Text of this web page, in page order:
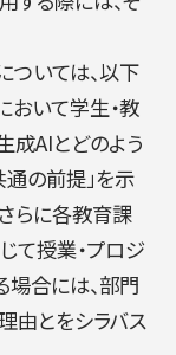
ついては、以下
おいて学生・教
成AIとどのよう
の前提」を示
さらに各教育課
て授業・プロジ
合には、部門
由とをシラバス